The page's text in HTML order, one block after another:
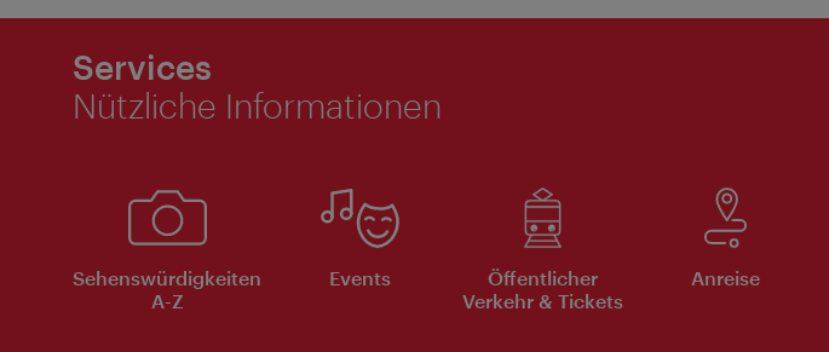
Services
Nützliche Informationen
Sehenswürdigkeiten
A-Z
Events
Öffentlicher
Verkehr & Tickets
Anreise